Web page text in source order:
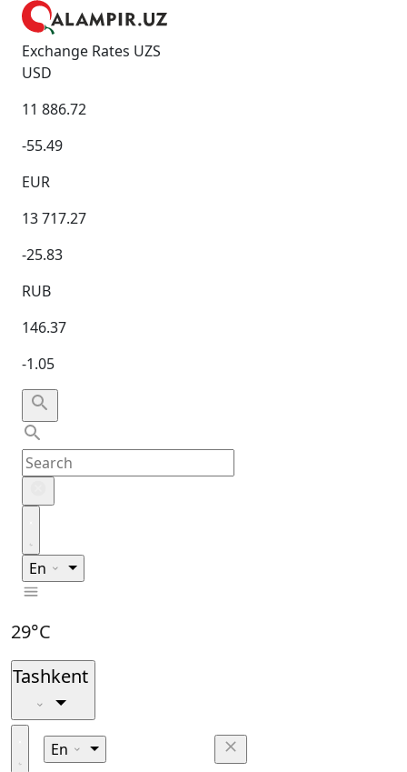
Exchange Rates UZS
USD
11 886.72
-55.49
EUR
13 717.27
-25.83
RUB
146.37
-1.05
En
29°C
Tashkent
En